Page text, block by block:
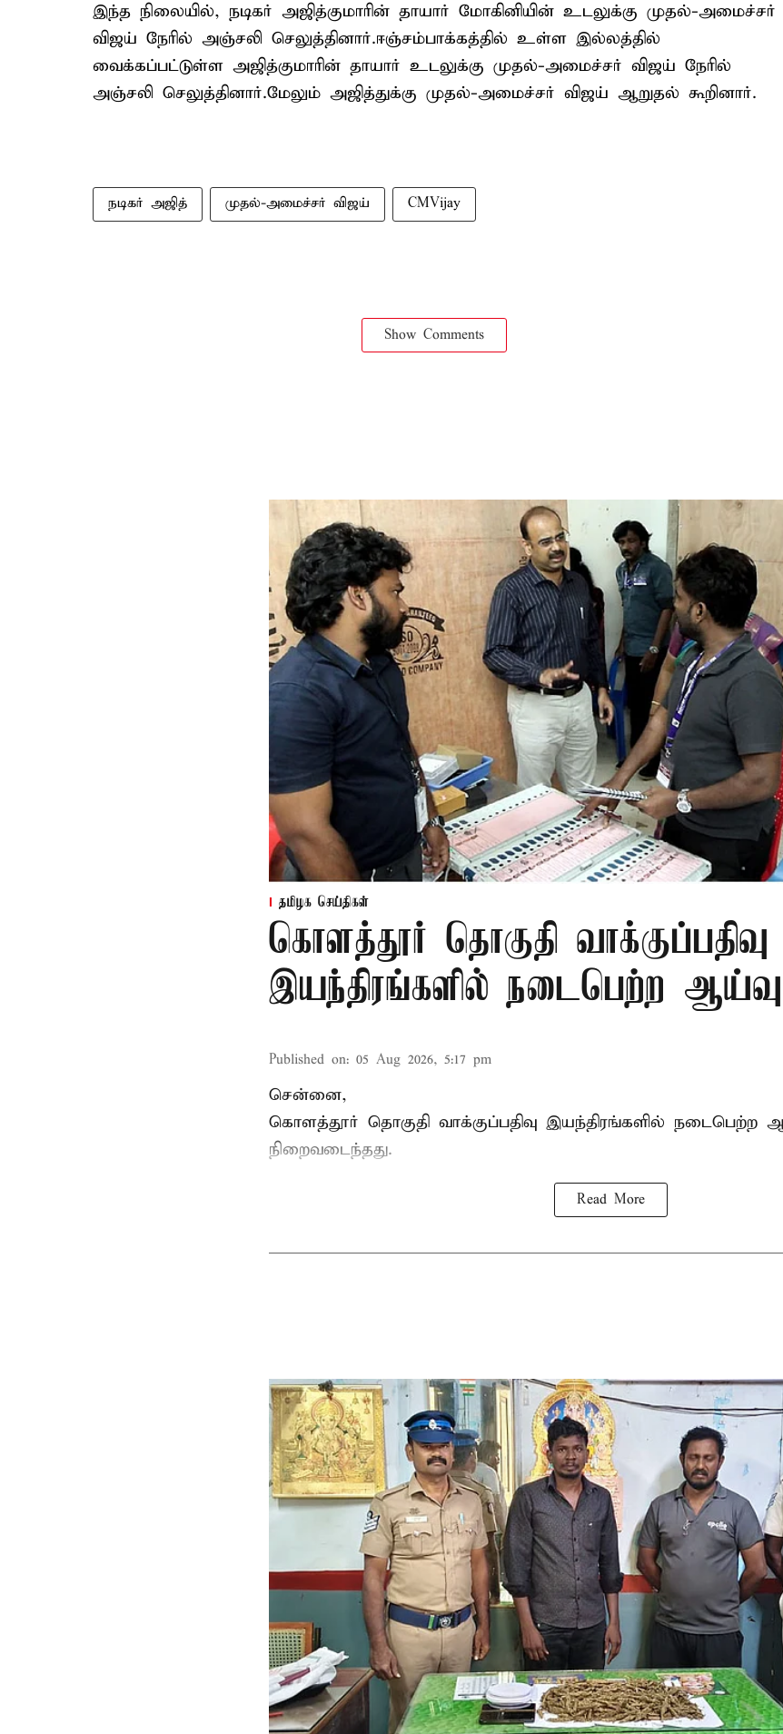
இந்த நிலையில், நடிகர் அஜித்குமாரின் தாயார் மோகினியின் உடலுக்கு முதல்-அமைச்சர்
விஜய் நேரில் அஞ்சலி செலுத்தினார்.ஈஞ்சம்பாக்கத்தில் உள்ள இல்லத்தில்
வைக்கப்பட்டுள்ள அஜித்குமாரின் தாயார் உடலுக்கு முதல்-அமைச்சர் விஜய் நேரில்
அஞ்சலி செலுத்தினார்.மேலும் அஜித்துக்கு முதல்-அமைச்சர் விஜய் ஆறுதல் கூறினார்.
நடிகர் அஜித் முதல்-அமைச்சர் விஜய் CMVijay
Show Comments
தமிழக செய்திகள்
கொளத்தூர் தொகுதி வாக்குப்பதிவு
இயந்திரங்களில் நடைபெற்ற ஆய்வு
Published on: 05 Aug 2026, 5:17 pm
சென்னை,
கொளத்தூர் தொகுதி வாக்குப்பதிவு இயந்திரங்களில் நடைபெற்ற
நிறைவடைந்தது.
Read More